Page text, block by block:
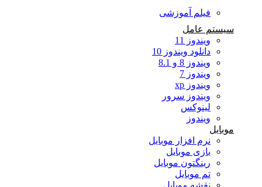
فیلم آموزشی
سیستم عامل
ویندوز 11
دانلود ویندوز 10
ویندوز 8 و 8.1
ویندوز 7
ویندوز xp
ویندوز سرور
لینوکس
ویندوز
نرم افزار موبایل
بازی موبایل
رینگتون موبایل
تم موبایل
نقشه موبایل